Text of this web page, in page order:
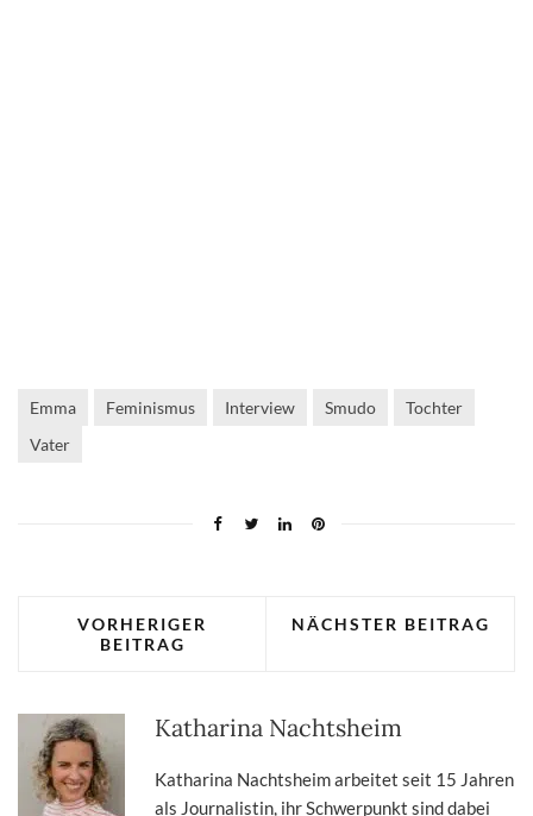
Emma Feminismus Interview Smudo
Tochter
Vater
VORHERIGER
BEITRAG
NÄCHSTER BEITRAG
Katharina Nachtsheim
Katharina Nachtsheim arbeitet seit 15 Jahren
als Journalistin, ihr Schwerpunkt sind dabei